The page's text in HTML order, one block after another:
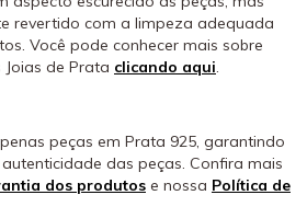
revertido com a limpeza adequada
Você pode conhecer mais sobre
Joias de Prata clicando aqui.
peças em Prata 925, garantindo
das peças. Confira mais
dos produtos e nossa Política de